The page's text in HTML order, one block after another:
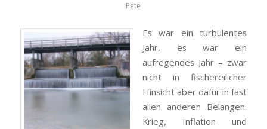
Pete
Es war ein turbulentes
Jahr, es war ein
aufregendes Jahr – zwar
nicht in fischereilicher
Hinsicht aber dafür in fast
allen anderen Belangen.
Krieg, Inflation und